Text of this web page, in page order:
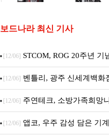
보드나라 최신 기사
[12/06] STCOM, ROG 20주년 기
Crosshair X870E EDITION 20
[12/06] 벤틀리, 광주 신세계백화
픈
[12/06] 주연테크, 소방가족희망
니터·스마트 펫 침대 기부
[12/06] 앱코, 우주 감성 담은 기